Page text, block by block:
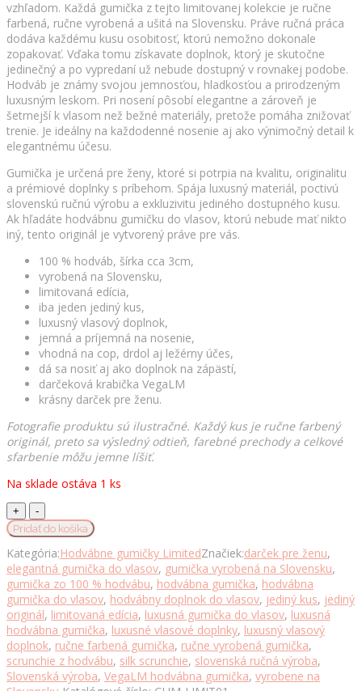
vzhľadom. Každá gumička z tejto limitovanej kolekcie je ručne
farbená, ručne vyrobená a ušitá na Slovensku. Práve ručná práca
dodáva každému kusu osobitosť, ktorú nemožno dokonale
zopakovať. Vďaka tomu získavate doplnok, ktorý je skutočne
jedinečný a po vypredaní už nebude dostupný v rovnakej podobe.
Hodváb je známy svojou jemnosťou, hladkosťou a prirodzeným
luxusným leskom. Pri nosení pôsobí elegantne a zároveň je
šetrnejší k vlasom než bežné materiály, pretože pomáha znižovať
trenie. Je ideálny na každodenné nosenie aj ako výnimočný detail k
elegantnému účesu.
Gumička je určená pre ženy, ktoré si potrpia na kvalitu, originalitu
a prémiové doplnky s príbehom. Spája luxusný materiál, poctivú
slovenskú ručnú výrobu a exkluzivitu jediného dostupného kusu.
Ak hľadáte hodvábnu gumičku do vlasov, ktorú nebude mať nikto
iný, tento originál je vytvorený práve pre vás.
100 % hodváb, šírka cca 3cm,
vyrobená na Slovensku,
limitovaná edícia,
iba jeden jediný kus,
luxusný vlasový doplnok,
jemná a príjemná na nosenie,
vhodná na cop, drdol aj ležérny účes,
dá sa nosiť aj ako doplnok na zápästí,
darčeková krabička VegaLM
krásny darček pre ženu.
Fotografie produktu sú ilustračné. Každý kus je ručne farbený
originál, preto sa výsledný odtieň, farebné prechody a celkové
sfarbenie môžu jemne líšiť.
Na sklade ostáva 1 ks
Gumička
z
pravého
hodvábu
LIMITED_01
–
slovenská
výroba
množstvo
Pridať do košíka
Kategória:Hodvábne gumičky LimitedZnačiek:darček pre ženu,
elegantná gumička do vlasov, gumička vyrobená na Slovensku,
gumička zo 100 % hodvábu, hodvábna gumička, hodvábna
gumička do vlasov, hodvábny doplnok do vlasov, jediný kus, jediný
originál, limitovaná edícia, luxusná gumička do vlasov, luxusná
hodvábna gumička, luxusné vlasové doplnky, luxusný vlasový
doplnok, ručne farbená gumička, ručne vyrobená gumička,
scrunchie z hodvábu, silk scrunchie, slovenská ručná výroba,
Slovenská výroba, VegaLM hodvábna gumička, vyrobene na